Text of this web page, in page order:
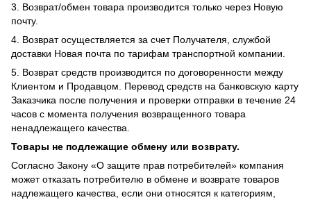
3. Возврат/обмен товара производится только через Новую
почту.
4. Возврат осуществляется за счет Получателя, службой
доставки Новая почта по тарифам транспортной компании.
5. Возврат средств производится по договоренности между
Клиентом и Продавцом. Перевод средств на банковскую карту
Заказчика после получения и проверки отправки в течение 24
часов с момента получения возвращенного товара
ненадлежащего качества.
Товары не подлежащие обмену или возврату.
Согласно Закону «О защите прав потребителей» компания
может отказать потребителю в обмене и возврате товаров
надлежащего качества, если они относятся к категориям,